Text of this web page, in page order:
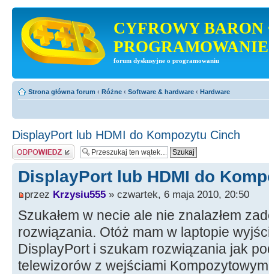
CYFROWY BARON
PROGRAMOWANIE
forum dyskusyjne o programowaniu
Strona główna forum ‹ Różne ‹ Software & hardware ‹ Hardware
DisplayPort lub HDMI do Kompozytu Cinch
Odpowiedz
DisplayPort lub HDMI do
przez Krzysiu555 » czwartek, 6 maja 2010, 20:50
Szukałem w necie ale nie znalazłem
rozwiązania. Otóż mam w laptopie
DisplayPort i szukam rozwiązania jak
telewizorów z wejściami